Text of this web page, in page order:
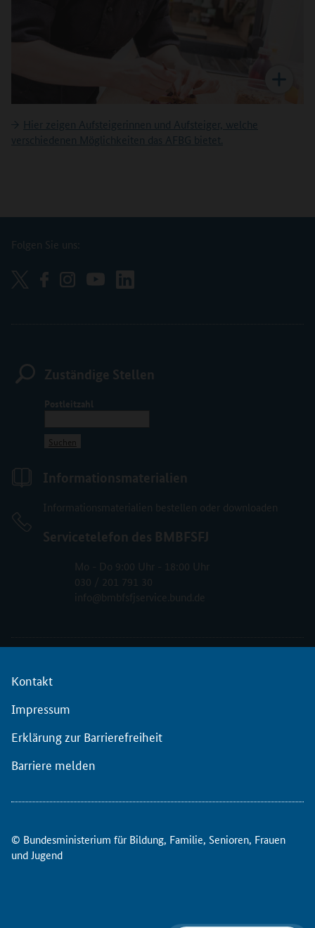
Hier zeigen Aufsteigerinnen und Aufsteiger, welche
verschiedenen Möglichkeiten das AFBG bietet.
Folgen Sie uns:
Zuständige Stellen
Postleitzahl
Suchen
Informationsmaterialien
Informationsmaterialien bestellen oder downloaden
Servicetelefon des BMBFSFJ
Mo - Do 9:00 Uhr - 18:00 Uhr
030 / 201 791 30
info@bmbfsfjservice.bund.de
© Bundesministerium für Bildung, Familie, Senioren, Frauen
und Jugend
Kontakt
Impressum
Erklärung zur Barrierefreiheit
Barriere melden